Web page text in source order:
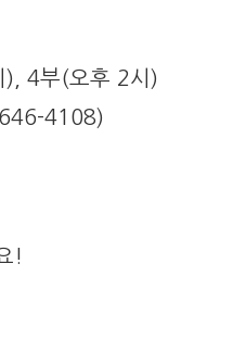
4부(오후 2시)
4108)
!